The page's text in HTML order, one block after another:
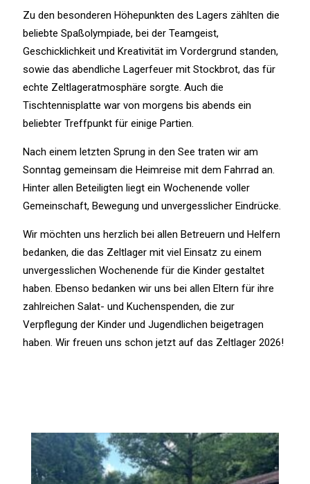
Zu den besonderen Höhepunkten des Lagers zählten die
beliebte Spaßolympiade, bei der Teamgeist,
Geschicklichkeit und Kreativität im Vordergrund standen,
sowie das abendliche Lagerfeuer mit Stockbrot, das für
echte Zeltlageratmosphäre sorgte. Auch die
Tischtennisplatte war von morgens bis abends ein
beliebter Treffpunkt für einige Partien.
Nach einem letzten Sprung in den See traten wir am
Sonntag gemeinsam die Heimreise mit dem Fahrrad an.
Hinter allen Beteiligten liegt ein Wochenende voller
Gemeinschaft, Bewegung und unvergesslicher Eindrücke.
Wir möchten uns herzlich bei allen Betreuern und Helfern
bedanken, die das Zeltlager mit viel Einsatz zu einem
unvergesslichen Wochenende für die Kinder gestaltet
haben. Ebenso bedanken wir uns bei allen Eltern für ihre
zahlreichen Salat- und Kuchenspenden, die zur
Verpflegung der Kinder und Jugendlichen beigetragen
haben. Wir freuen uns schon jetzt auf das Zeltlager 2026!